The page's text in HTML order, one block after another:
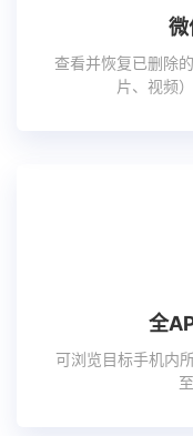
微
查看并恢复已删除
片、视频
全
可浏览目标手机内